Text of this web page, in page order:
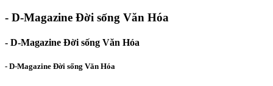
- D-Magazine Đời sống Văn Hóa
- D-Magazine Đời sống Văn Hóa
- D-Magazine Đời sống Văn Hóa